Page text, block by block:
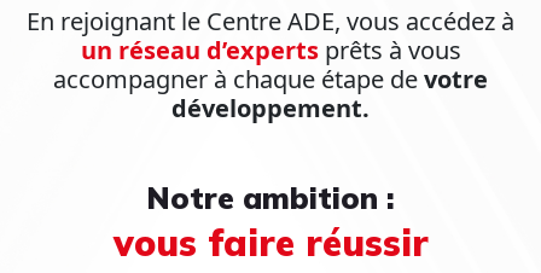
En rejoignant le Centre ADE, vous accédez à
un réseau d’expertsprêts à vous
accompagner à chaque étape devotre
développement.
Notre ambition :
vous faire réussir